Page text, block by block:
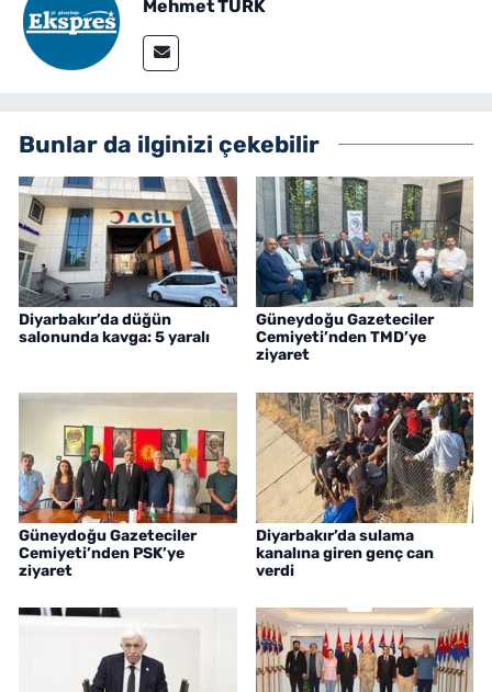
Mehmet TÜRK
Bunlar da ilginizi çekebilir
Diyarbakır’da düğün
salonunda kavga: 5 yaralı
Güneydoğu Gazeteciler
Cemiyeti’nden TMD’ye
ziyaret
Güneydoğu Gazeteciler
Cemiyeti’nden PSK’ye
ziyaret
Diyarbakır’da sulama
kanalına giren genç can
verdi